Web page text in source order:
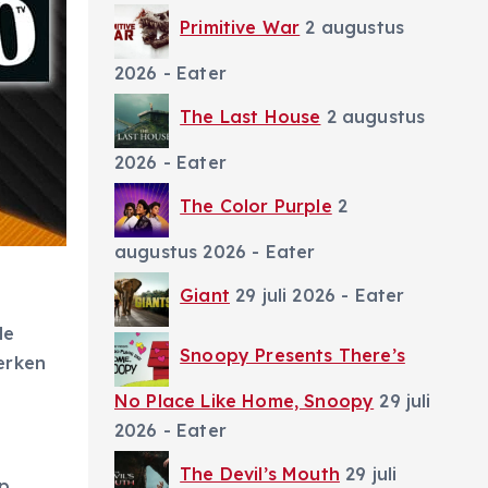
Primitive War 2 augustus
2026 - Eater
The Last House 2 augustus
2026 - Eater
The Color Purple 2
augustus 2026 - Eater
Giant 29 juli 2026 - Eater
Snoopy Presents There’s
No Place Like Home, Snoopy 29 juli
2026 - Eater
The Devil’s Mouth 29 juli